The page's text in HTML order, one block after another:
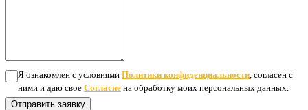
Я ознакомлен с условиями Политики конфиденциальности , согласен с
ними и даю свое Согласие на обработку моих персональных данных.
Отправить заявку